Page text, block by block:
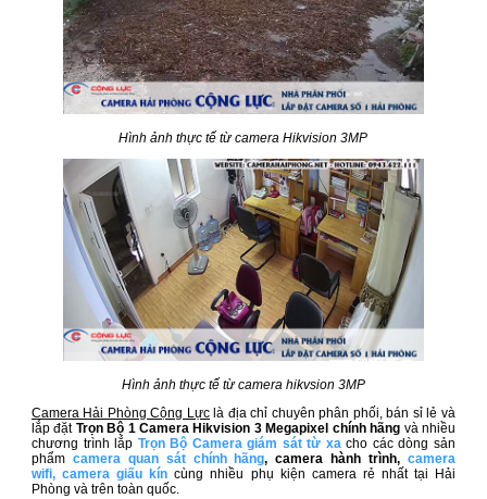
Hình ảnh thực tế từ camera Hikvision 3MP
Hình ảnh thực tế từ camera hikvsion 3MP
Camera Hải Phòng Cộng Lựclà địa chỉ chuyên phân phối, bán sỉ lẻ và
lắp đặt Trọn Bộ 1 Camera Hikvision 3 Megapixel​ chính hãng và nhiều
chương trình lắp Trọn Bộ Camera giám sát từ xacho các dòng sản
phẩm camera quan sát chính hãng, camera hành trình, camera
wifi, camera giấu kín cùng nhiều phụ kiện camera rẻ nhất tại Hải
Phòng và trên toàn quốc.